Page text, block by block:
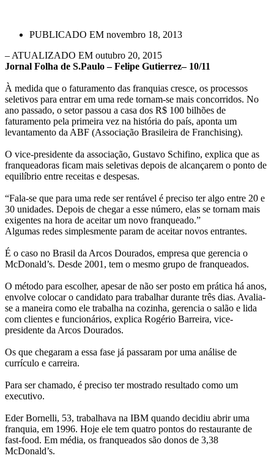
PUBLICADO EM novembro 18, 2013
– ATUALIZADO EM outubro 20, 2015
Jornal Folha de S.Paulo – Felipe Gutierrez– 10/11
À medida que o faturamento das franquias cresce, os processos
seletivos para entrar em uma rede tornam-se mais concorridos. No
ano passado, o setor passou a casa dos R$ 100 bilhões de
faturamento pela primeira vez na história do país, aponta um
levantamento da ABF (Associação Brasileira de Franchising).
O vice-presidente da associação, Gustavo Schifino, explica que as
franqueadoras ficam mais seletivas depois de alcançarem o ponto de
equilíbrio entre receitas e despesas.
“Fala-se que para uma rede ser rentável é preciso ter algo entre 20 e
30 unidades. Depois de chegar a esse número, elas se tornam mais
exigentes na hora de aceitar um novo franqueado.”
Algumas redes simplesmente param de aceitar novos entrantes.
É o caso no Brasil da Arcos Dourados, empresa que gerencia o
McDonald’s. Desde 2001, tem o mesmo grupo de franqueados.
O método para escolher, apesar de não ser posto em prática há anos,
envolve colocar o candidato para trabalhar durante três dias. Avalia-
se a maneira como ele trabalha na cozinha, gerencia o salão e lida
com clientes e funcionários, explica Rogério Barreira, vice-
presidente da Arcos Dourados.
Os que chegaram a essa fase já passaram por uma análise de
currículo e carreira.
Para ser chamado, é preciso ter mostrado resultado como um
executivo.
Eder Bornelli, 53, trabalhava na IBM quando decidiu abrir uma
franquia, em 1996. Hoje ele tem quatro pontos do restaurante de
fast-food. Em média, os franqueados são donos de 3,38
McDonald’s.